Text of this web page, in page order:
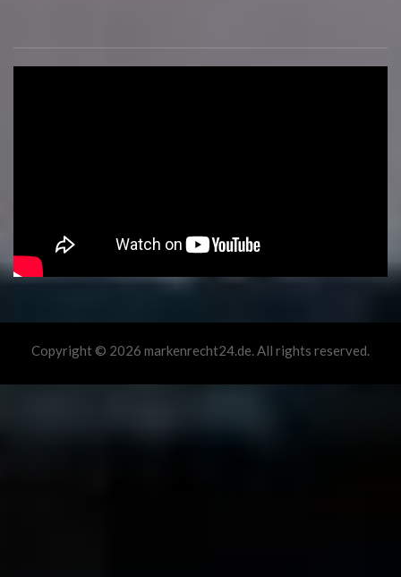
Copyright © 2026 markenrecht24.de. All rights reserved.